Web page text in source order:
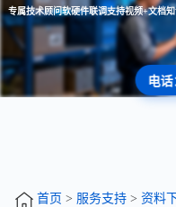
专属技术顾问软硬件联调支持视频+文档
电话
首页 > 服务支持> 资料